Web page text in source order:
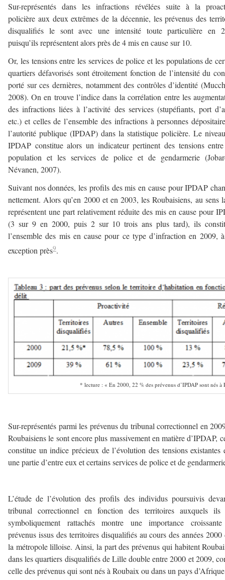
Sur-représentés dans les infractions révélées suite à la
policière aux deux extrêmes de la décennie, les prévenus des
disqualifiés le sont avec une intensité toute particulière en
puisqu’ils représentent alors près de 4 mis en cause sur 10.
Or, les tensions entre les services de police et les populations de
quartiers défavorisés sont étroitement fonction de l’intensité du
porté sur ces dernières, notamment des contrôles d’identité
2008). On en trouve l’indice dans la corrélation entre les
des infractions liées à l’activité des services (stupéfiants, port
etc.) et celles de l’ensemble des infractions à personnes
l’autorité publique (IPDAP) dans la statistique policière. Le
IPDAP constitue alors un indicateur pertinent des tensions
population et les services de police et de gendarmerie
Névanen, 2007).
Suivant nos données, les profils des mis en cause pour IPDAP
nettement. Alors qu’en 2000 et en 2003, les Roubaisiens, au sens
représentent une part relativement réduite des mis en cause pour
(3 sur 9 en 2000, puis 2 sur 10 trois ans plus tard), ils
l’ensemble des mis en cause pour ce type d’infraction en 2009,
exception près9.
* lecture : « En 2000, 22 % des prévenus d’IPDAP sont nés à
Sur-représentés parmi les prévenus du tribunal correctionnel en
Roubaisiens le sont encore plus massivement en matière d’IPDAP,
constitue un indice précieux de l’évolution des tensions existantes
une partie d’entre eux et certains services de police et de
L’étude de l’évolution des profils des individus poursuivis
tribunal correctionnel en fonction des territoires auxquels ils
symboliquement rattachés montre une importance
prévenus issus des territoires disqualifiés au cours des années 2000
la métropole lilloise. Ainsi, la part des prévenus qui habitent
dans les quartiers disqualifiés de Lille double entre 2000 et 2009,
celle des prévenus qui sont nés à Roubaix ou dans un pays